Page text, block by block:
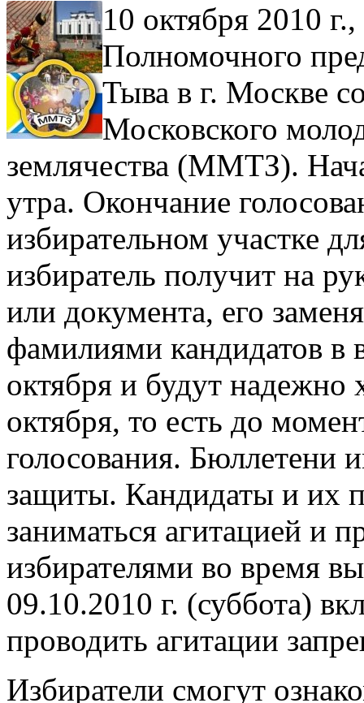
10 октября 2010
Полномочного
Тыва в г. Москве
Московского
землячества (ММТЗ).
утра. Окончание
избирательном участке
избиратель получит на
или документа, его
фамилиями кандидатов в
октября и будут надежно
октября, то есть до
голосования. Бюллетени
защиты. Кандидаты и их
заниматься агитацией и
избирателями во время
09.10.2010 г. (суббота)
проводить агитации
Избиратели смогут